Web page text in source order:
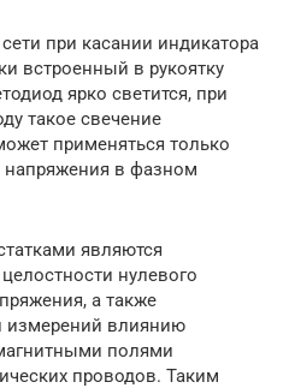
при касании индикатора
встроенный в рукоятку
ярко светится, при
такое свечение
применяться только
напряжения в фазном
являются
нулевого
а также
измерений влиянию
полями
проводов. Таким